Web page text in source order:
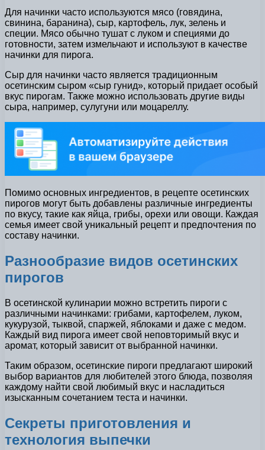
Для начинки часто используются мясо (говядина,
свинина, баранина), сыр, картофель, лук, зелень и
специи. Мясо обычно тушат с луком и специями до
готовности, затем измельчают и используют в качестве
начинки для пирога.
Сыр для начинки часто является традиционным
осетинским сыром «сыр гунид», который придает особый
вкус пирогам. Также можно использовать другие виды
сыра, например, сулугуни или моцареллу.
Помимо основных ингредиентов, в рецепте осетинских
пирогов могут быть добавлены различные ингредиенты
по вкусу, такие как яйца, грибы, орехи или овощи. Каждая
семья имеет свой уникальный рецепт и предпочтения по
составу начинки.
Разнообразие видов осетинских
пирогов
В осетинской кулинарии можно встретить пироги с
различными начинками: грибами, картофелем, луком,
кукурузой, тыквой, спаржей, яблоками и даже с медом.
Каждый вид пирога имеет свой неповторимый вкус и
аромат, который зависит от выбранной начинки.
Таким образом, осетинские пироги предлагают широкий
выбор вариантов для любителей этого блюда, позволяя
каждому найти свой любимый вкус и насладиться
изысканным сочетанием теста и начинки.
Секреты приготовления и
технология выпечки